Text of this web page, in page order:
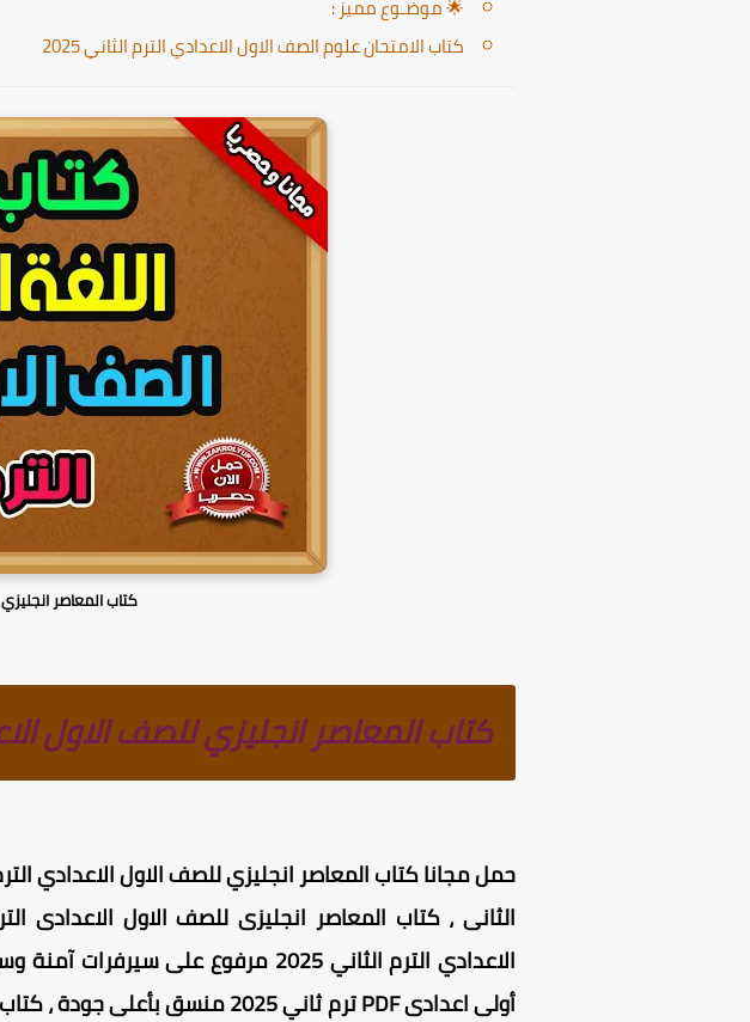
🌟 موضـوع مميز :
كتاب الامتحان علوم الصف الاول الاعدادي الترم الثاني 2025
كتاب المعاصر انجليزي
كتاب المعاصر انجليزي للصف الاول
الثانى ، كتاب المعاصر انجليزى للصف الاول الاعدادى
الاعدادي الترم الثاني 2025 مرفوع